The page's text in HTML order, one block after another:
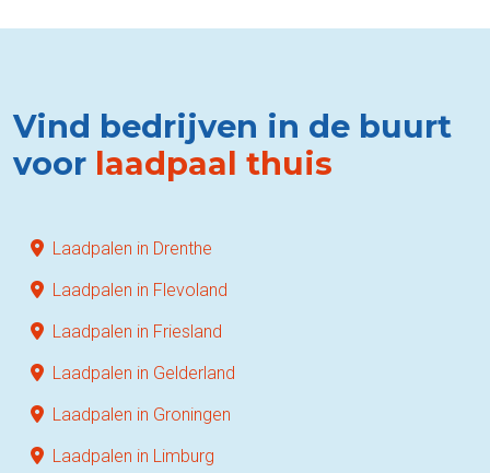
Vind bedrijven in de buurt
voor laadpaal thuis
Laadpalen in Drenthe
Laadpalen in Flevoland
Laadpalen in Friesland
Laadpalen in Gelderland
Laadpalen in Groningen
Laadpalen in Limburg